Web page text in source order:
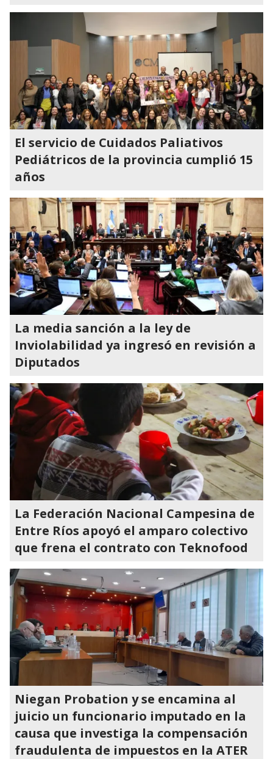
El servicio de Cuidados Paliativos
Pediátricos de la provincia cumplió 15
años
La media sanción a la ley de
Inviolabilidad ya ingresó en revisión a
Diputados
La Federación Nacional Campesina de
Entre Ríos apoyó el amparo colectivo
que frena el contrato con Teknofood
Niegan Probation y se encamina al
juicio un funcionario imputado en la
causa que investiga la compensación
fraudulenta de impuestos en la ATER